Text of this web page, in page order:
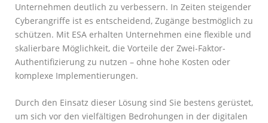
Unternehmen deutlich zu verbessern. In Zeiten steigender
Cyberangriffe ist es entscheidend, Zugänge bestmöglich zu
schützen. Mit ESA erhalten Unternehmen eine flexible und
skalierbare Möglichkeit, die Vorteile der Zwei-Faktor-
Authentifizierung zu nutzen – ohne hohe Kosten oder
komplexe Implementierungen.
Durch den Einsatz dieser Lösung sind Sie bestens gerüstet,
um sich vor den vielfältigen Bedrohungen in der digitalen